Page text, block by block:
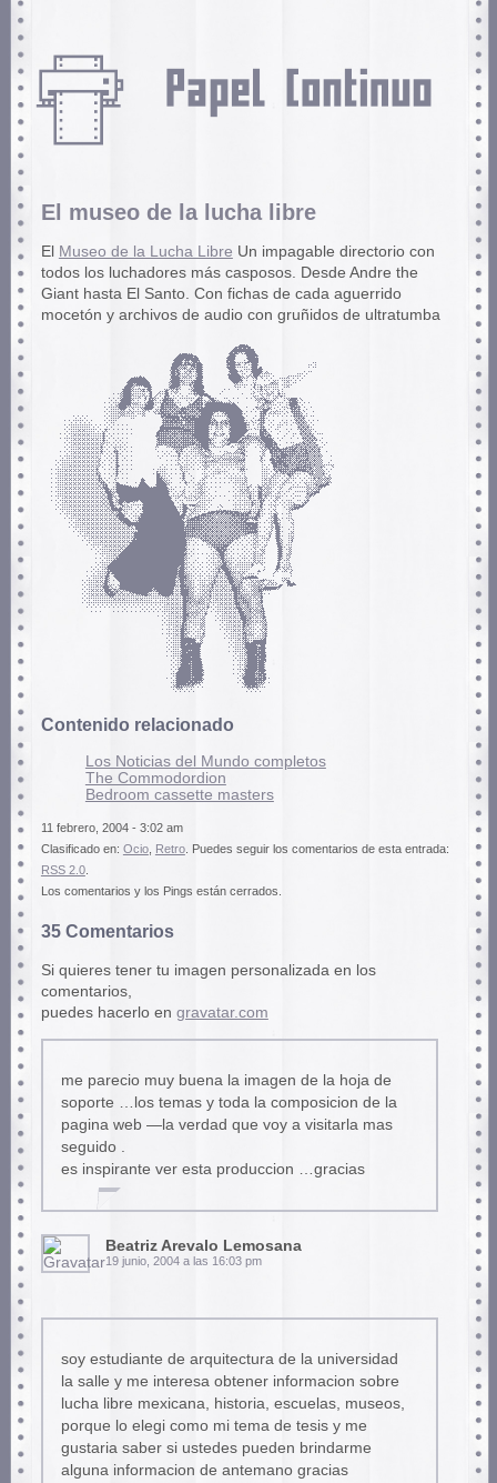
El museo de la lucha libre
El Museo de la Lucha Libre Un impagable directorio con
todos los luchadores más casposos. Desde Andre the
Giant hasta El Santo. Con fichas de cada aguerrido
mocetón y archivos de audio con gruñidos de ultratumba
Contenido relacionado
Los Noticias del Mundo completos
The Commodordion
Bedroom cassette masters
11 febrero, 2004 - 3:02 am
Clasificado en: Ocio, Retro. Puedes seguir los comentarios de esta entrada:
RSS 2.0.
Los comentarios y los Pings están cerrados.
35 Comentarios
Si quieres tener tu imagen personalizada en los
comentarios,
puedes hacerlo en gravatar.com
me parecio muy buena la imagen de la hoja de
soporte …los temas y toda la composicion de la
pagina web —la verdad que voy a visitarla mas
seguido .
es inspirante ver esta produccion …gracias
Beatriz Arevalo Lemosana
19 junio, 2004 a las 16:03 pm
soy estudiante de arquitectura de la universidad
la salle y me interesa obtener informacion sobre
lucha libre mexicana, historia, escuelas, museos,
porque lo elegi como mi tema de tesis y me
gustaria saber si ustedes pueden brindarme
alguna informacion de antemano gracias